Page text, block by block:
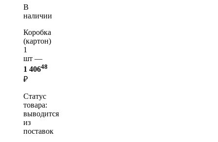
В
наличии
Коробка
(картон)
1
шт —
1 40648
₽
Статус
товара:
выводится
из
поставок